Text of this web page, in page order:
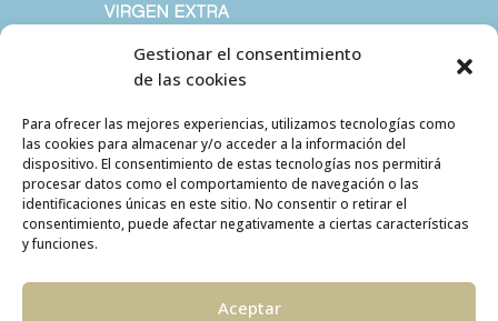
Gestionar el consentimiento
de las cookies
Para ofrecer las mejores experiencias, utilizamos tecnologías como
las cookies para almacenar y/o acceder a la información del
dispositivo. El consentimiento de estas tecnologías nos permitirá
procesar datos como el comportamiento de navegación o las
identificaciones únicas en este sitio. No consentir o retirar el
consentimiento, puede afectar negativamente a ciertas características
y funciones.
Aceptar